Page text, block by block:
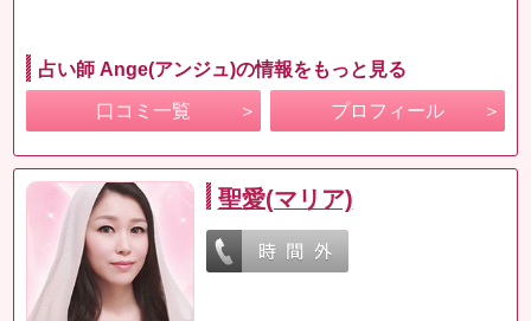
占い師 Ange(アンジュ)の情報をもっと見る
口コミ一覧 プロフィール
聖愛(マリア)